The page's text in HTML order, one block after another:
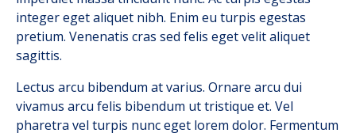
integer eget aliquet nibh. Enim eu turpis egestas
pretium. Venenatis cras sed felis eget velit aliquet
sagittis.
Lectus arcu bibendum at varius. Ornare arcu dui
vivamus arcu felis bibendum ut tristique et. Vel
pharetra vel turpis nunc eget lorem dolor. Fermentum